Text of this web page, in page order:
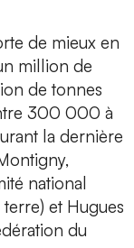
de mieux en
million de
de tonnes
300 000 à
la dernière
national
et Hugues
du